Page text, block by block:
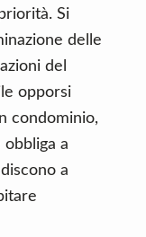
Si
delle
del
opporsi
condominio,
a
a